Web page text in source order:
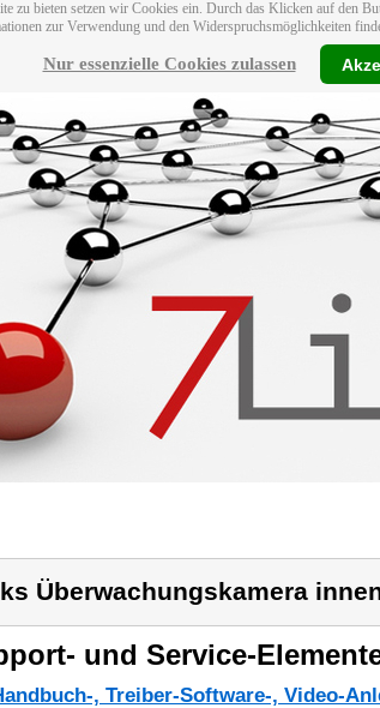
zu bieten setzen wir Cookies ein. Durch das Klicken auf den
zur Verwendung und den Widerspruchsmöglichkeiten
Nur essenzielle Cookies zulassen
Überwachungskamera
und Service-
, Treiber-Software-, Video-